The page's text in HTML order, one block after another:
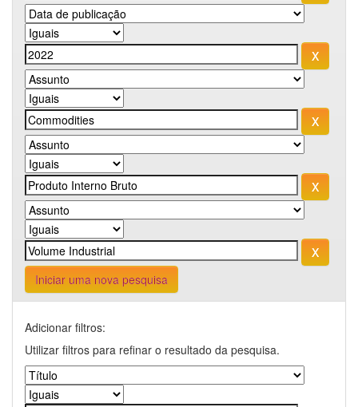
Iniciar uma nova pesquisa
Adicionar filtros:
Utilizar filtros para refinar o resultado da pesquisa.